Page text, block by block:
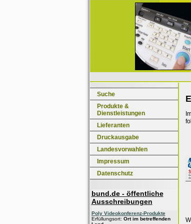
Suche
Produkte &
Dienstleistungen
Lieferanten
Druckausgabe
Landesvorwahlen
Impressum
Datenschutz
bund.de - öffentliche
Ausschreibungen
Poly Videokonferenz-Produkte
Erfüllungsort: Ort im betreffenden